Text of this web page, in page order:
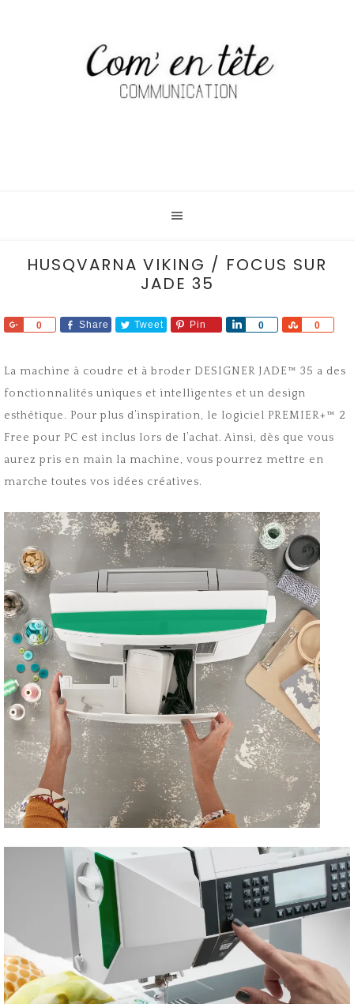
HUSQVARNA VIKING / FOCUS SUR
JADE 35
0
Share Share Tweet Pin 0
Share 0
Share
La machine à coudre et à broder DESIGNER JADE™ 35 a des
fonctionnalités uniques et intelligentes et un design
esthétique. Pour plus d’inspiration, le logiciel PREMIER+™ 2
Free pour PC est inclus lors de l’achat. Ainsi, dès que vous
aurez pris en main la machine, vous pourrez mettre en
marche toutes vos idées créatives.